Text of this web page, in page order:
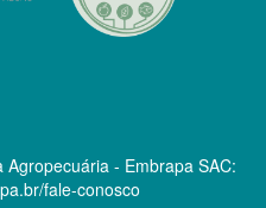
Agropecuária - Embrapa SAC:
fale-conosco